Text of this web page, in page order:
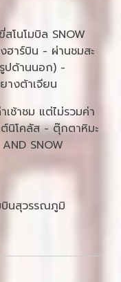
โนโมบิล SNOW
ฮาร์บิน - ผ่านชมสะ
ปด้านนอก) -
างต้าเจียน
ช้าชม แต่ไม่รวมค่า
นิโคลัส - ตุ๊กตาหิมะ
SNOW
นสุวรรณภูมิ